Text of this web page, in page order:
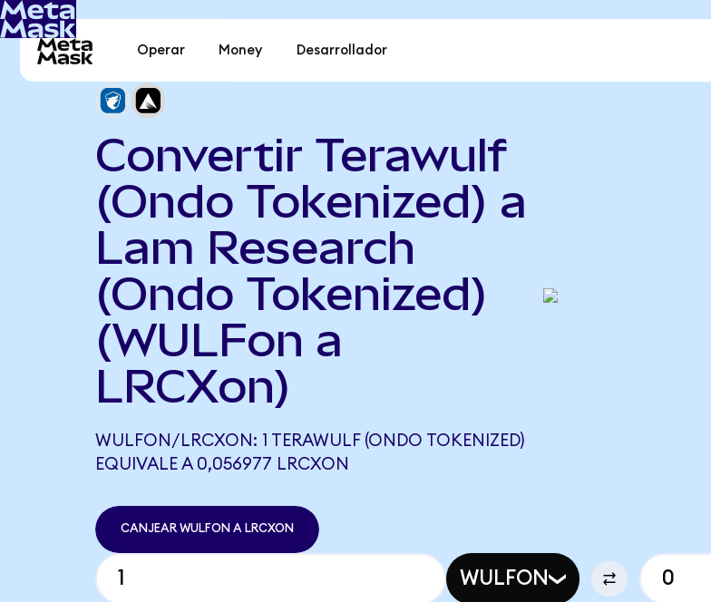
Operar Money Desarrollador
Convertir Terawulf
(Ondo Tokenized) a
Lam Research
(Ondo Tokenized)
(WULFon a
LRCXon)
WULFON/LRCXON: 1 TERAWULF (ONDO TOKENIZED)
EQUIVALE A 0,056977 LRCXON
CANJEAR WULFON A LRCXON
WULFON